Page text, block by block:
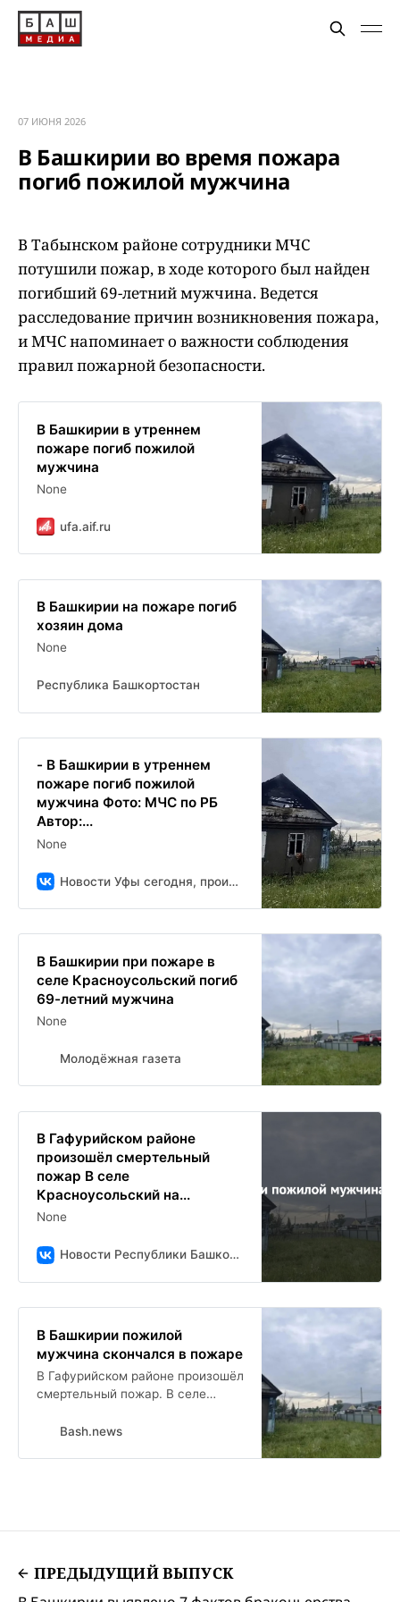
07 ИЮНЯ 2026
В Башкирии во время пожара
погиб пожилой мужчина
В Табынском районе сотрудники МЧС
потушили пожар, в ходе которого был найден
погибший 69-летний мужчина. Ведется
расследование причин возникновения пожара,
и МЧС напоминает о важности соблюдения
правил пожарной безопасности.
В Башкирии в утреннем
пожаре погиб пожилой
мужчина
None
ufa.aif.ru
В Башкирии на пожаре погиб
хозяин дома
None
Республика Башкортостан
- В Башкирии в утреннем
пожаре погиб пожилой
мужчина Фото: МЧС по РБ
Автор:...
None
Новости Уфы сегодня, происшествия, ЧП и ДТП
В Башкирии при пожаре в
селе Красноусольский погиб
69-летний мужчина
None
Молодёжная газета
В Гафурийском районе
произошёл смертельный
пожар В селе
Красноусольский на...
None
Новости Республики Башкортостан и Уфы ( БСТ )
В Башкирии пожилой
мужчина скончался в пожаре
В Гафурийском районе произошёл
смертельный пожар. В селе
Новосельской огнём охватило
Bash.news
ПРЕДЫДУЩИЙ ВЫПУСК